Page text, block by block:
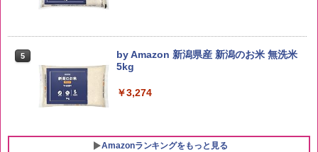
5
by Amazon 新潟県産 新潟のお米 無洗米
5kg
￥3,274
Amazonランキングをもっと見る